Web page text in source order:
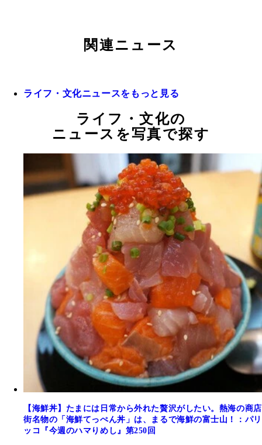
関連ニュース
ライフ・文化ニュースをもっと見る
ライフ・文化の
ニュースを写真で探す
【海鮮丼】たまには日常から外れた贅沢がしたい。熱海の商店
街名物の「海鮮てっぺん丼」は、まるで海鮮の富士山！：パリ
ッコ『今週のハマりめし』第250回